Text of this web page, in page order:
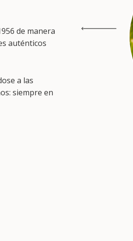
de manera
auténticos
a las
siempre en